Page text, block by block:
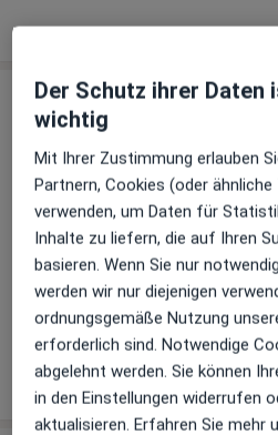
Sind Sie Dr. med. Toni Huber?
Hinterlegen Sie kostenlos ein
Sprechzeiten und
besser gefunden. Lassen Sie
vor Veröffentlichung
Patienten-Feedbacks per E-
Jetzt als Arzt
Der Schutz ihrer Daten
wichtig
Mit Ihrer Zustimmung erlauben
Partnern, Cookies (oder
verwenden, um Daten für
Inhalte zu liefern, die auf Ihren
basieren. Wenn Sie nur
werden wir nur diejenigen
ordnungsgemäße Nutzung
erforderlich sind. Notwendige
abgelehnt werden. Sie können
in den Einstellungen widerrufen
aktualisieren. Erfahren Sie mehr